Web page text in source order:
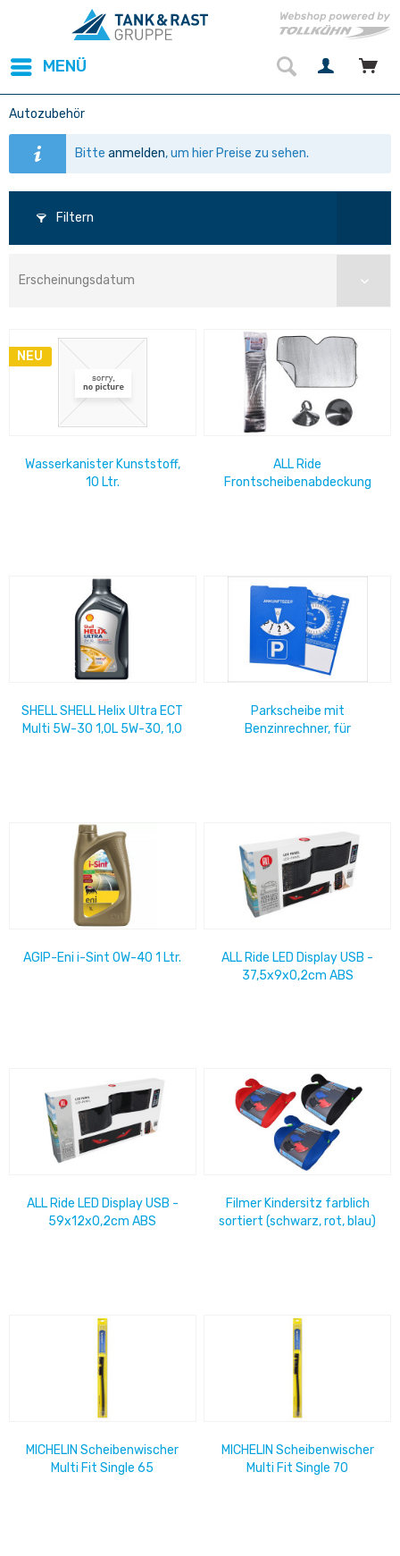
MENÜ
Autozubehör
Bitteanmelden, um hier Preise zu sehen.
Filtern
NEU
Wasserkanister Kunststoff,
10 Ltr.
ALL Ride
Frontscheibenabdeckung
SHELL SHELL Helix Ultra ECT
Multi 5W-30 1,0L 5W-30, 1,0
Parkscheibe mit
Benzinrechner, für
AGIP-Eni i-Sint 0W-40 1 Ltr.
ALL Ride LED Display USB -
37,5x9x0,2cm ABS
ALL Ride LED Display USB -
59x12x0,2cm ABS
Filmer Kindersitz farblich
sortiert (schwarz, rot, blau)
MICHELIN Scheibenwischer
Multi Fit Single 65
MICHELIN Scheibenwischer
Multi Fit Single 70